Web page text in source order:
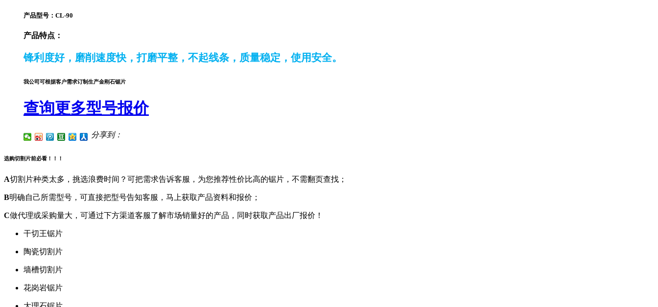
产品型号： CL-90
产品特点：
锋利度好，磨削速度快，打磨平整，不起线条，质量稳定，使用安全。
我公司可根据客户需求订制生产金刚石锯片
查询更多型号报价
分享到：
选购切割片前必看！！！
A切割片种类太多，挑选浪费时间？可把需求告诉客服，为您推荐性价比高的锯片，不需翻页查找；
B明确自己所需型号，可直接把型号告知客服，马上获取产品资料和报价；
C做代理或采购量大，可通过下方渠道客服了解市场销量好的产品，同时获取产品出厂报价！
干切王锯片
陶瓷切割片
墙槽切割片
花岗岩锯片